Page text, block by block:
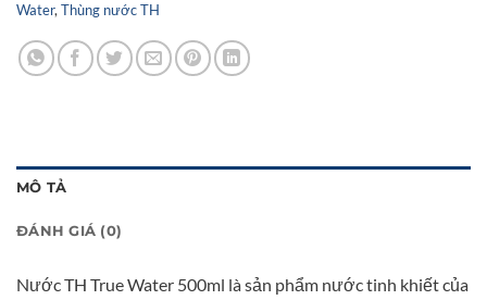
Water,Thùng nước TH
MÔ TẢ
ĐÁNH GIÁ (0)
Nước TH True Water 500ml là sản phẩm nước tinh khiết của